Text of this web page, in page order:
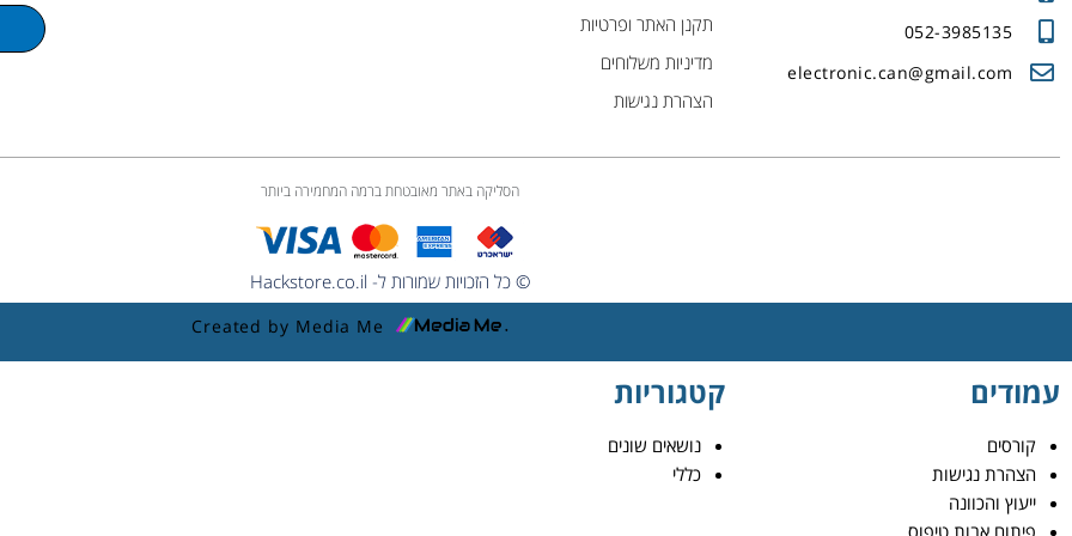
052-3985135
electronic.can@gmail.com
תקנן האתר ופרטיות
מדיניות משלוחים
הצהרת נגישות
הסליקה באתר מאובטחת ברמה המחמירה ביותר
© כל הזכויות שמורות ל- Hackstore.co.il
Created by Media Me
עמודים
קורסים
הצהרת נגישות
ייעוץ והכוונה
פיתוח אבות טיפוס
קטגוריות
נושאים שונים
כללי